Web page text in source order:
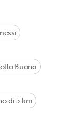
Buono
di 5 km